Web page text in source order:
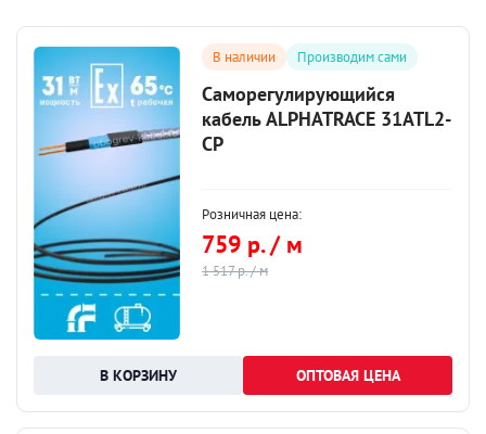
В наличии Производим сами
Саморегулирующийся
кабель ALPHATRACE 31ATL2-
CP
Розничная цена:
759 р. / м
1 517 р. / м
ОПТОВАЯ ЦЕНА